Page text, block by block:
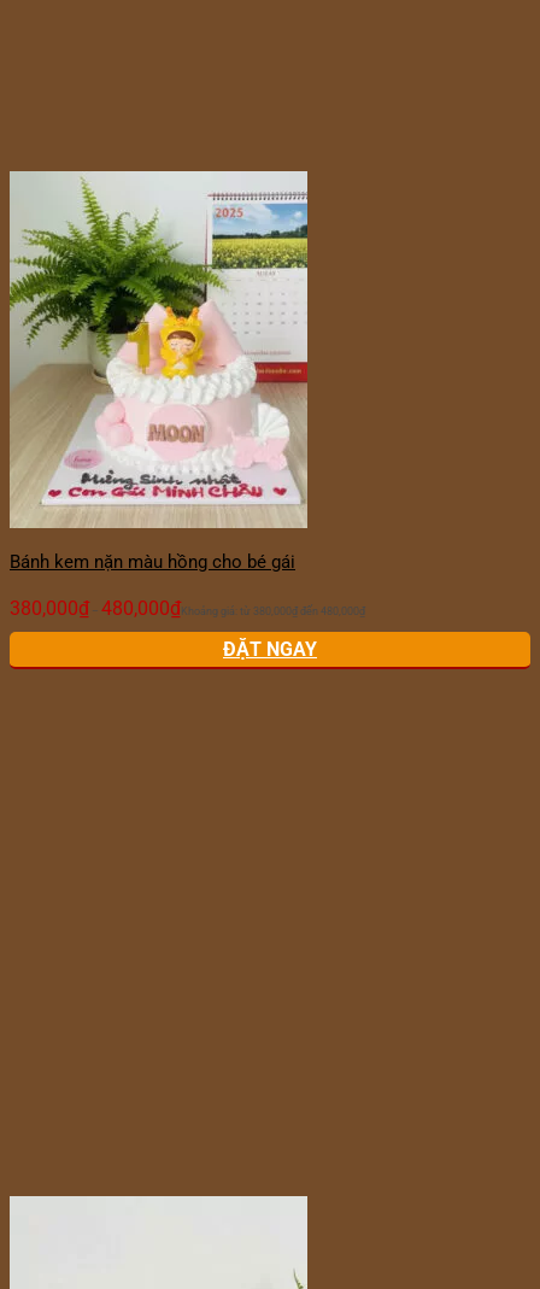
Bánh kem nặn màu hồng cho bé gái
380,000₫ – 480,000₫ Khoảng giá: từ 380,000₫ đến 480,000₫
ĐẶT NGAY